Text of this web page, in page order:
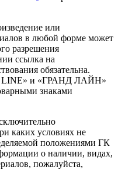
или
в любой форме может
разрешения
ссылка на
обязательна.
LINE» и «ГРАНД ЛАЙН»
знаками
каких условиях не
положениями ГК
о наличии, видах,
пожалуйста,